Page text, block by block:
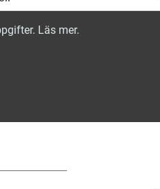
Läs mer.